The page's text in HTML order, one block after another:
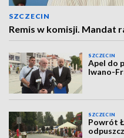
SZCZECIN
Remis w komisji. Mandat
SZCZECIN
Apel do
Iwano-
SZCZECIN
Powrót